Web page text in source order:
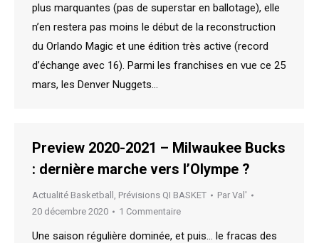
plus marquantes (pas de superstar en ballotage), elle
n’en restera pas moins le début de la reconstruction
du Orlando Magic et une édition très active (record
d’échange avec 16). Parmi les franchises en vue ce 25
mars, les Denver Nuggets…
Preview 2020-2021 – Milwaukee Bucks
: dernière marche vers l’Olympe ?
Actualité Basketball , Prévisions QI BASKET Par Val'
20 décembre 2020
1 Commentaire
Une saison régulière dominée, et puis… le fracas des